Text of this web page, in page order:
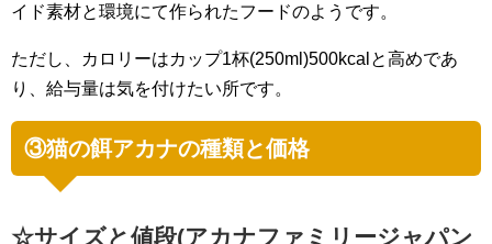
イド素材と環境にて作られたフードのようです。
ただし、カロリーはカップ1杯(250ml)500kcalと高めであ
り、給与量は気を付けたい所です。
③猫の餌アカナの種類と価格
☆サイズと値段(アカナファミリージャパン